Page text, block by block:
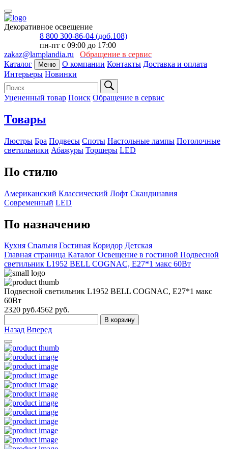
Декоративное освещение
8 800 300-86-04 (доб.108)
пн-пт с 09:00 до 17:00
zakaz@lamplandia.ru
Обращение в сервис
Каталог
Меню О компании Контакты Доставка и оплата
Интерьеры Новинки
Уцененный товар Поиск Обращение в сервис
Товары
Люстры Бра Подвесы Споты Настольные лампы Потолочные
светильники Абажуры Торшеры LED
По стилю
Американский Классический Лофт Скандинавия
Современный LED
По назначению
Кухня Спальня Гостиная Коридор Детская
Главная страница Каталог Освещение в гостиной Подвесной
светильник L1952 BELL COGNAC, E27*1 макс 60Вт
Подвесной светильник L1952 BELL COGNAC, E27*1 макс
60Вт
2320 руб.4562 руб.
В корзину
Назад Вперед